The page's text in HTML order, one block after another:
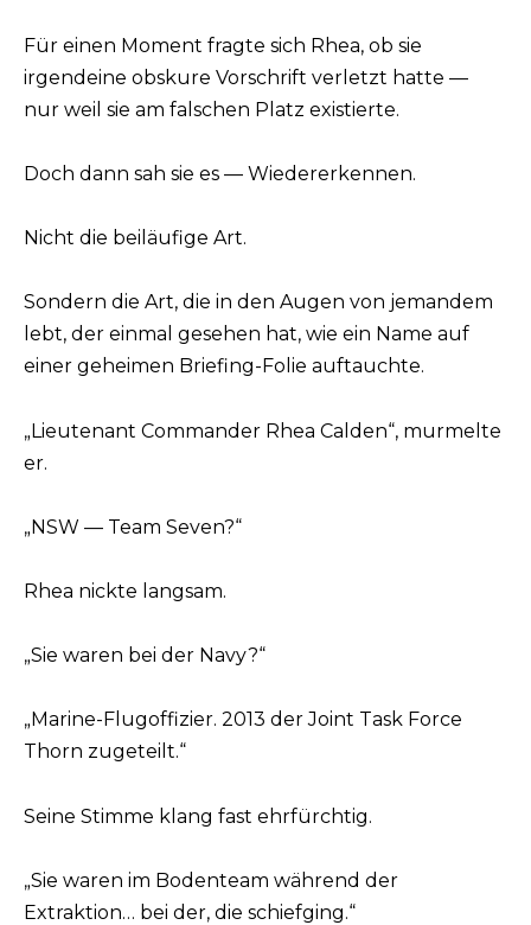
Für einen Moment fragte sich Rhea, ob sie
irgendeine obskure Vorschrift verletzt hatte —
nur weil sie am falschen Platz existierte.
Doch dann sah sie es — Wiedererkennen.
Nicht die beiläufige Art.
Sondern die Art, die in den Augen von jemandem
lebt, der einmal gesehen hat, wie ein Name auf
einer geheimen Briefing-Folie auftauchte.
„Lieutenant Commander Rhea Calden“, murmelte
er.
„NSW — Team Seven?“
Rhea nickte langsam.
„Sie waren bei der Navy?“
„Marine-Flugoffizier. 2013 der Joint Task Force
Thorn zugeteilt.“
Seine Stimme klang fast ehrfürchtig.
„Sie waren im Bodenteam während der
Extraktion… bei der, die schiefging.“